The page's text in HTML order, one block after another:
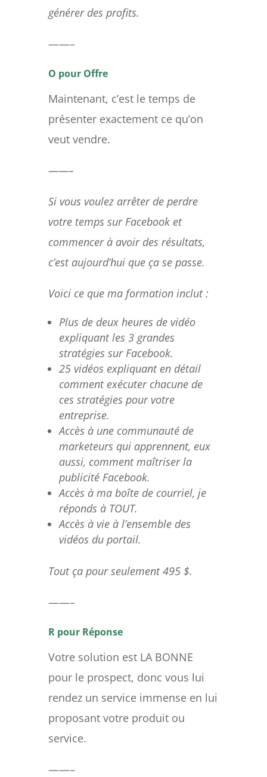
générer des profits.
——–
O pour Offre
Maintenant, c’est le temps de
présenter exactement ce qu’on
veut vendre.
——–
Si vous voulez arrêter de perdre
votre temps sur Facebook et
commencer à avoir des résultats,
c’est aujourd’hui que ça se passe.
Voici ce que ma formation inclut :
Plus de deux heures de vidéo
expliquant les 3 grandes
stratégies sur Facebook.
25 vidéos expliquant en détail
comment exécuter chacune de
ces stratégies pour votre
entreprise.
Accès à une communauté de
marketeurs qui apprennent, eux
aussi, comment maîtriser la
publicité Facebook.
Accès à ma boîte de courriel, je
réponds à TOUT.
Accès à vie à l’ensemble des
vidéos du portail.
Tout ça pour seulement 495 $.
——–
R pour Réponse
Votre solution est LA BONNE
pour le prospect, donc vous lui
rendez un service immense en lui
proposant votre produit ou
service.
——–